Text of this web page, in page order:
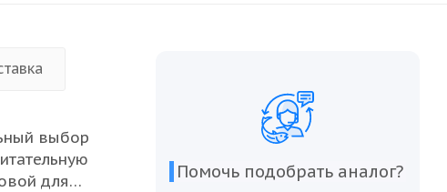
выбор
для
Помочь подобрать аналог?